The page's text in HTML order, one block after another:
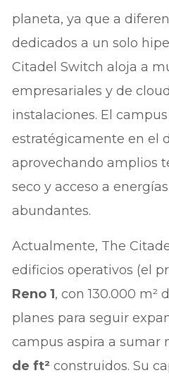
planeta, ya que a
dedicados a un solo
Citadel Switch aloja a
empresariales y de
instalaciones. El
estratégicamente en el
aprovechando amplios
seco y acceso a
abundantes.
Actualmente, The
edificios operativos (el
Reno 1, con 130.000 m²
planes para seguir
campus aspira a sumar
de ft² construidos. Su